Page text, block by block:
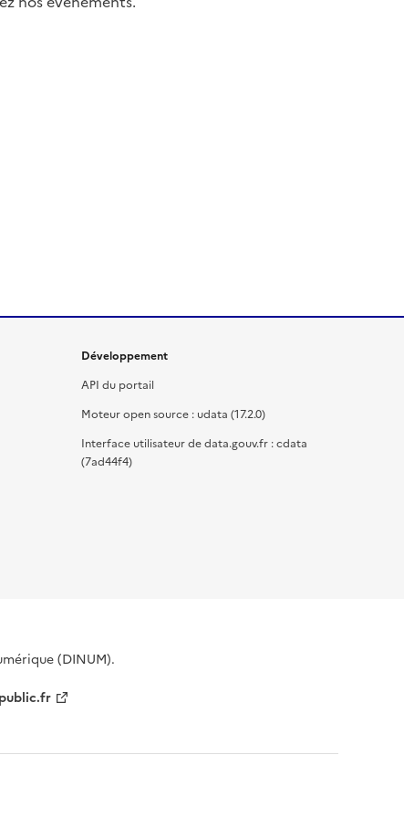
Développement
API du portail
Moteur open source : udata (17.2.0)
Interface utilisateur de data.gouv.fr : cdata
(7ad44f4)
(DINUM).